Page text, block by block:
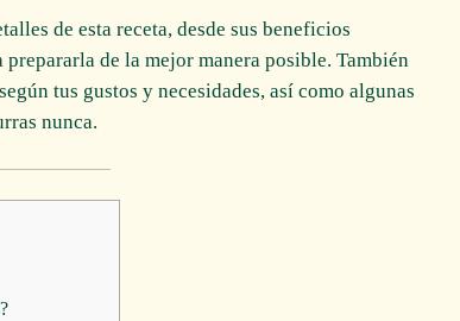
de esta receta, desde sus beneficios
de la mejor manera posible. También
tus gustos y necesidades, así como algunas
nunca.